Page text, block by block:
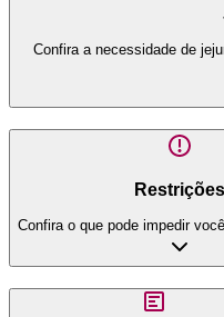
Confira a necessidade de
Restrições
Confira o que pode impedir